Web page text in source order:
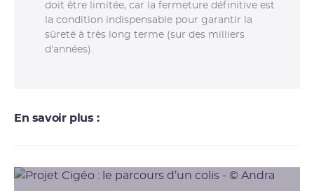
doit être limitée, car la fermeture définitive est
la condition indispensable pour garantir la
sûreté à très long terme (sur des milliers
d'années).
En savoir plus :